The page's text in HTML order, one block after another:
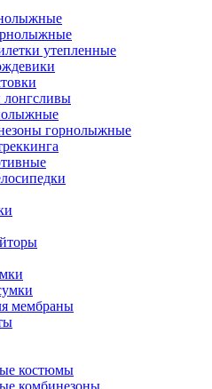
утепленные
горнолыжные
мембраны
костюмы
комбинезоны